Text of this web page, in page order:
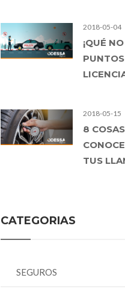
2018-05-04
¡QUÉ
2018-05-15
8
TUS
CATEGORIAS
SEGUROS